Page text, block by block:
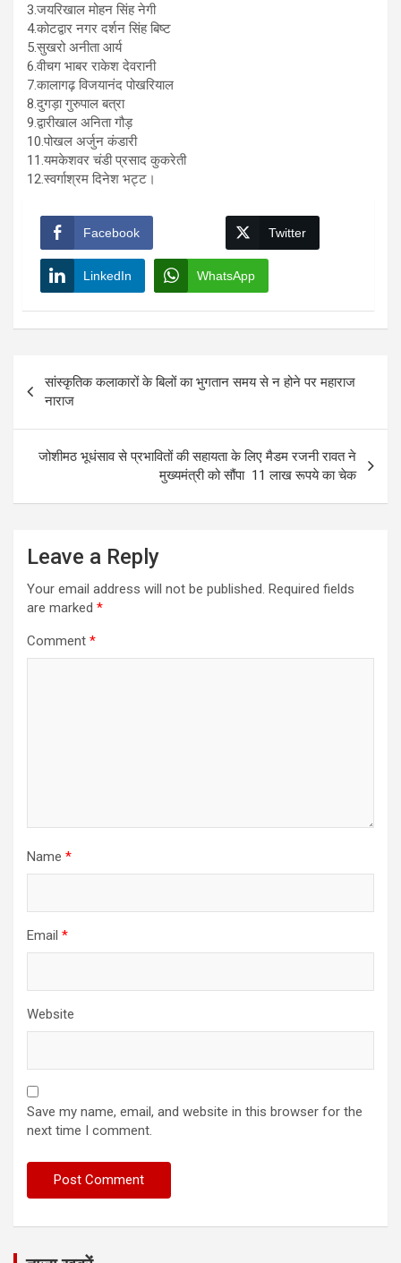
3.जयरिखाल मोहन सिंह नेगी
4.कोटद्वार नगर दर्शन सिंह बिष्ट
5.सुखरो अनीता आर्य
6.वीचग भाबर राकेश देवरानी
7.कालागढ़ विजयानंद पोखरियाल
8.दुगड़ा गुरुपाल बत्रा
9.द्वारीखाल अनिता गौड़
10.पोखल अर्जुन कंडारी
11.यमकेशवर चंडी प्रसाद कुकरेती
12.स्वर्गाश्रम दिनेश भट्ट।
Facebook Twitter
LinkedIn WhatsApp
navigation
सांस्कृतिक कलाकारों के बिलों का भुगतान समय से न होने पर महाराज
नाराज
जोशीमठ भूधंसाव से प्रभावितों की सहायता के लिए मैडम रजनी रावत ने
मुख्यमंत्री को सौंपा 11 लाख रूपये का चेक
Leave a Reply
Your email address will not be published. Required fields
are marked *
Comment *
Name *
Email *
Website
Save my name, email, and website in this browser for the
next time I comment.